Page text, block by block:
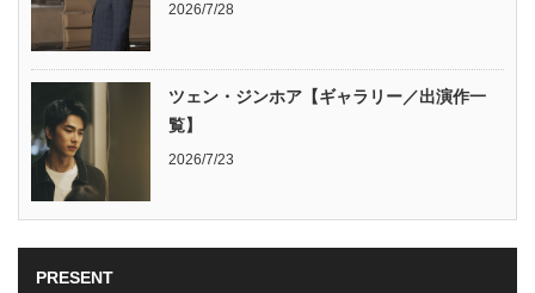
2026/7/28
ツェン・ジンホア【ギャラリー／出演作一
覧】
2026/7/23
PRESENT